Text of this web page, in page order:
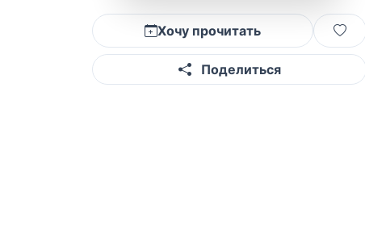
Хочу прочитать
Поделиться